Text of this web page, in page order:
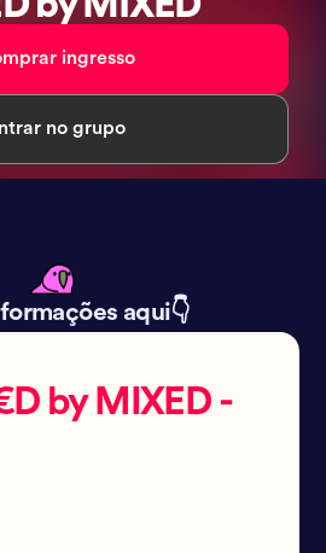
ingresso
no grupo
aqui👇
by MIXED -